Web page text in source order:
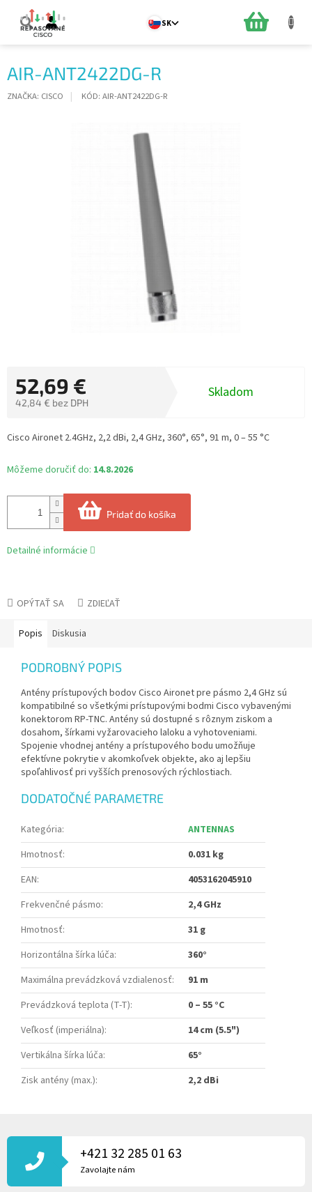
obsah
SK
AIR-ANT2422DG-R
ZNAČKA: CISCO KÓD: AIR-ANT2422DG-R
52,69 €
42,84 € bez DPH
cena:
Skladom
Môžeme doručiť do: 14.8.2026
Pridať do košíka
Cisco Aironet 2.4GHz, 2,2 dBi, 2,4 GHz, 360°, 65°, 91 m, 0 – 55 °C
Detailné informácie
OPÝTAŤ SA ZDIEĽAŤ
Popis Diskusia
PODROBNÝ POPIS
Antény prístupových bodov Cisco Aironet pre pásmo 2,4 GHz sú
kompatibilné so všetkými prístupovými bodmi Cisco vybavenými
konektorom RP-TNC. Antény sú dostupné s rôznym ziskom a
dosahom, šírkami vyžarovacieho laloku a vyhotoveniami.
Spojenie vhodnej antény a prístupového bodu umožňuje
efektívne pokrytie v akomkoľvek objekte, ako aj lepšiu
spoľahlivosť pri vyšších prenosových rýchlostiach.
DODATOČNÉ PARAMETRE
Kategória:
ANTENNAS
Hmotnosť:
0.031 kg
EAN:
4053162045910
Frekvenčné pásmo:
2,4 GHz
Hmotnosť:
31 g
Horizontálna šírka lúča:
360°
Maximálna prevádzková vzdialenosť:
91 m
Prevádzková teplota (T-T):
0 – 55 °C
Veľkosť (imperiálna):
14 cm (5.5")
Vertikálna šírka lúča:
65°
Zisk antény (max.): 2,2 dBi
Á
T
+421 32 285 01 63
Zavolajte nám